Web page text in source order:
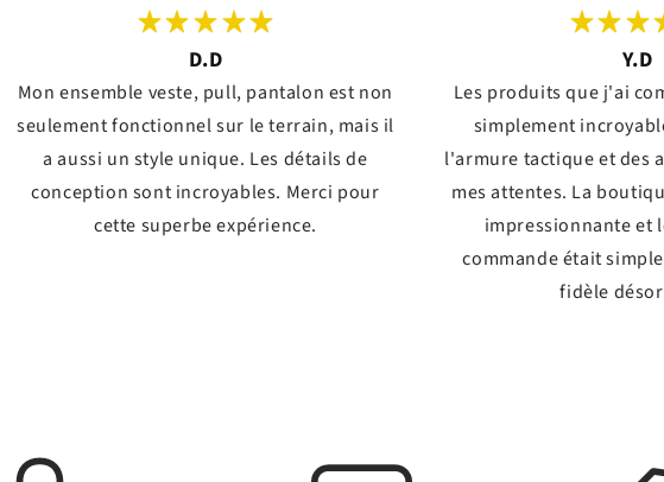
D.D
Mon ensemble veste, pull, pantalon est non
seulement fonctionnel sur le terrain, mais il
a aussi un style unique. Les détails de
conception sont incroyables. Merci pour
cette superbe expérience.
Y.D
Les produits que j'ai
simplement
l'armure tactique et des
mes attentes. La
impressionnante et
commande était
fidèle